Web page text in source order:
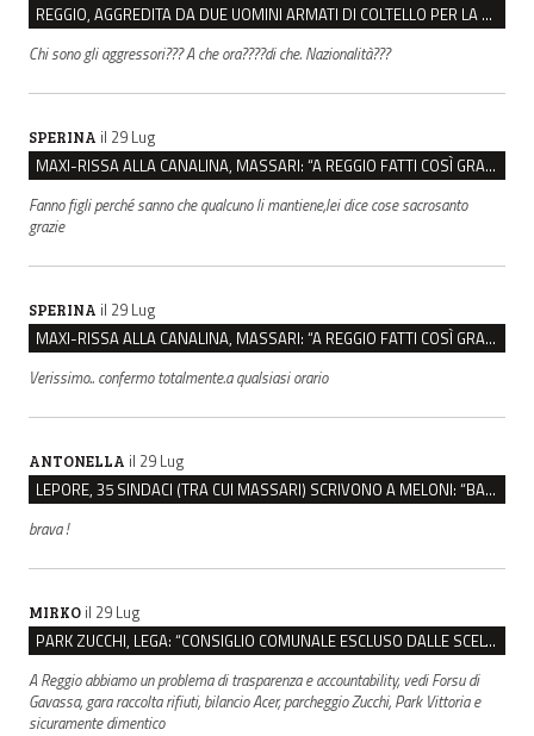
REGGIO, AGGREDITA DA DUE UOMINI ARMATI DI COLTELLO PER LA BORSA: LEI REAGISCE E LI FA SCAPPARE
Chi sono gli aggressori??? A che ora????di che. Nazionalità???
SPERINA il 29 Lug
MAXI-RISSA ALLA CANALINA, MASSARI: “A REGGIO FATTI COSÌ GRAVI NON DEVONO TROVARE SPAZIO”
Fanno figli perché sanno che qualcuno li mantiene,lei dice cose sacrosanto
grazie
SPERINA il 29 Lug
MAXI-RISSA ALLA CANALINA, MASSARI: “A REGGIO FATTI COSÌ GRAVI NON DEVONO TROVARE SPAZIO”
Verissimo.. confermo totalmente.a qualsiasi orario
ANTONELLA il 29 Lug
LEPORE, 35 SINDACI (TRA CUI MASSARI) SCRIVONO A MELONI: “BASTA ATTACCHI ISTITUZIONALI”
brava !
MIRKO il 29 Lug
PARK ZUCCHI, LEGA: “CONSIGLIO COMUNALE ESCLUSO DALLE SCELTE, PRETENDIAMO TUTTI GLI ATTI”
A Reggio abbiamo un problema di trasparenza e accountability, vedi Forsu di
Gavassa, gara raccolta rifiuti, bilancio Acer, parcheggio Zucchi, Park Vittoria e
sicuramente dimentico